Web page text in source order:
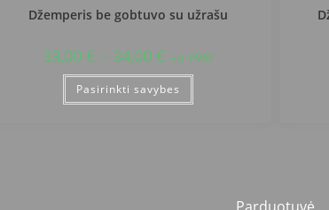
Džemperis be gobtuvo su užrašu
33,00 € – 34,00 € su PVM
Pasirinkti savybes